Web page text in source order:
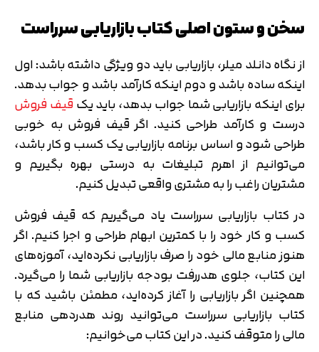
سخن و ستون اصلی کتاب بازاریابی سرراست
از نگاه دانلد میلر، بازاریابی باید دو ویژگی داشته باشد: اول
اینکه ساده باشد و دوم اینکه کارآمد باشد و جواب بدهد.
برای اینکه بازاریابی شما جواب بدهد، باید یکقیف فروش
درست و کارآمد طراحی کنید. اگر قیف فروش به خوبی
طراحی شود و اساس برنامه بازاریابی یک کسب و کار باشد،
می‌توانیم از اهرم تبلیغات به درستی بهره بگیریم و
مشتریان راغب را به مشتری واقعی تبدیل کنیم.
در کتاب بازاریابی سرراست یاد می‌گیریم که قیف فروش
کسب و کار خود را با کمترین ابهام طراحی و اجرا کنیم. اگر
هنوز منابع مالی خود را صرف بازاریابی نکرده‌اید، آموزه‌های
این کتاب، جلوی هدررفت بودجه بازاریابی شما را می‌گیرد.
همچنین اگر بازاریابی را آغاز کرده‌اید، مطمئن باشید که با
کتاب بازاریابی سرراست می‌توانید روند هدردهی منابع
مالی را متوقف کنید. در این کتاب می‌خوانیم: